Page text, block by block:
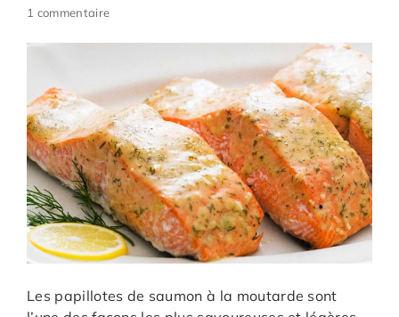
1 commentaire
Les papillotes de saumon à la moutarde sont